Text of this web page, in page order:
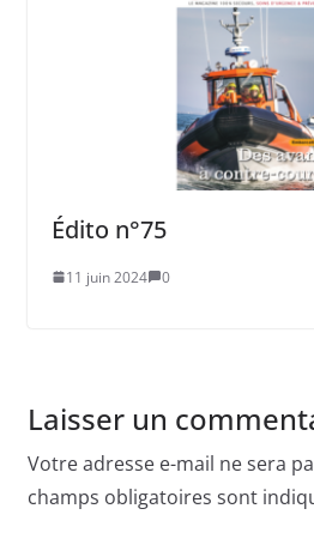
Édito n°75
11 juin 2024 0
Laisser un
Votre adresse e-mail ne sera
champs obligatoires sont